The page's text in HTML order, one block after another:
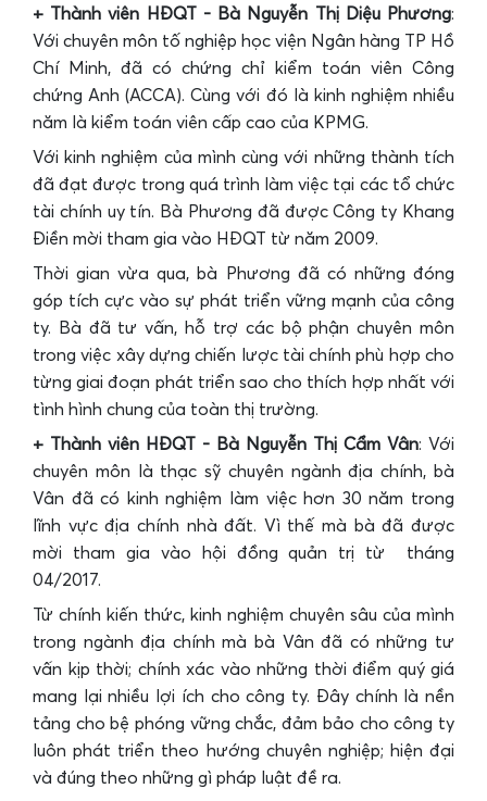
+ Thành viên HĐQT - Bà Nguyễn Thị Diệu Phương:
Với chuyên môn tố nghiệp học viện Ngân hàng TP Hồ
Chí Minh, đã có chứng chỉ kiểm toán viên Công
chứng Anh (ACCA). Cùng với đó là kinh nghiệm nhiều
năm là kiểm toán viên cấp cao của KPMG.
Với kinh nghiệm của mình cùng với những thành tích
đã đạt được trong quá trình làm việc tại các tổ chức
tài chính uy tín. Bà Phương đã được Công ty Khang
Điền mời tham gia vào HĐQT từ năm 2009.
Thời gian vừa qua, bà Phương đã có những đóng
góp tích cực vào sự phát triển vững mạnh của công
ty. Bà đã tư vấn, hỗ trợ các bộ phận chuyên môn
trong việc xây dựng chiến lược tài chính phù hợp cho
từng giai đoạn phát triển sao cho thích hợp nhất với
tình hình chung của toàn thị trường.
+ Thành viên HĐQT - Bà Nguyễn Thị Cẩm Vân: Với
chuyên môn là thạc sỹ chuyên ngành địa chính, bà
Vân đã có kinh nghiệm làm việc hơn 30 năm trong
lĩnh vực địa chính nhà đất. Vì thế mà bà đã được
mời tham gia vào hội đồng quản trị từ tháng
04/2017.
Từ chính kiến thức, kinh nghiệm chuyên sâu của mình
trong ngành địa chính mà bà Vân đã có những tư
vấn kịp thời; chính xác vào những thời điểm quý giá
mang lại nhiều lợi ích cho công ty. Đây chính là nền
tảng cho bệ phóng vững chắc, đảm bảo cho công ty
luôn phát triển theo hướng chuyên nghiệp; hiện đại
và đúng theo những gì pháp luật đề ra.